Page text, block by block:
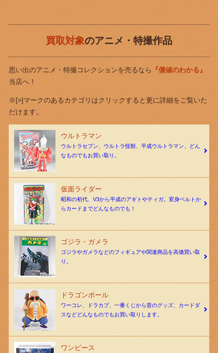
買取対象のアニメ・特撮作品
思い出のアニメ・特撮コレクションを売るなら
『価値のわかる』
当店へ！
※[>]マークのあるカテゴリはクリックすると更に詳細をご覧いた
だけます。
ウルトラマン
ウルトラセブン、ウルトラ怪獣、平成ウルトラマン、どん
なものでもお買い取り。
仮面ライダー
昭和の初代、V3から平成のアギトやティガ。変身ベルトか
らカードまでどんなものでも！
ゴジラ・ガメラ
ゴジラやガメラなどのフィギュアや関連商品を高価買い取
り。
ドラゴンボール
ワーコレ、ドラカプ、一番くじから昔のグッズ、カードダ
スなどどんなものでもお買い取りします。
ワンピース